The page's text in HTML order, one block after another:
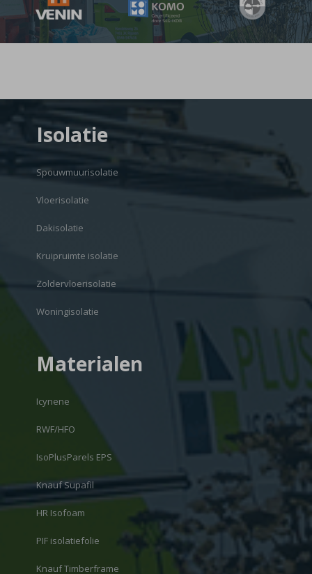
Isolatie
Spouwmuurisolatie
Vloerisolatie
Dakisolatie
Kruipruimte isolatie
Zoldervloerisolatie
Woningisolatie
Materialen
Icynene
RWF/HFO
IsoPlusParels EPS
Knauf Supafil
HR Isofoam
PIF isolatiefolie
Knauf Timberframe